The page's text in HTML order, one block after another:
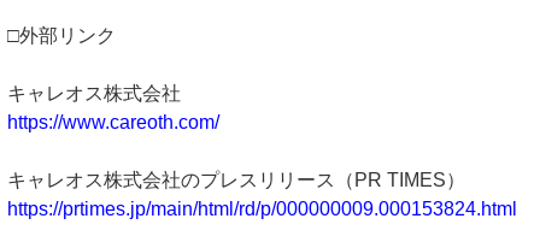
□外部リンク
キャレオス株式会社
https://www.careoth.com/
キャレオス株式会社のプレスリリース（PR TIMES）
https://prtimes.jp/main/html/rd/p/000000009.000153824.html